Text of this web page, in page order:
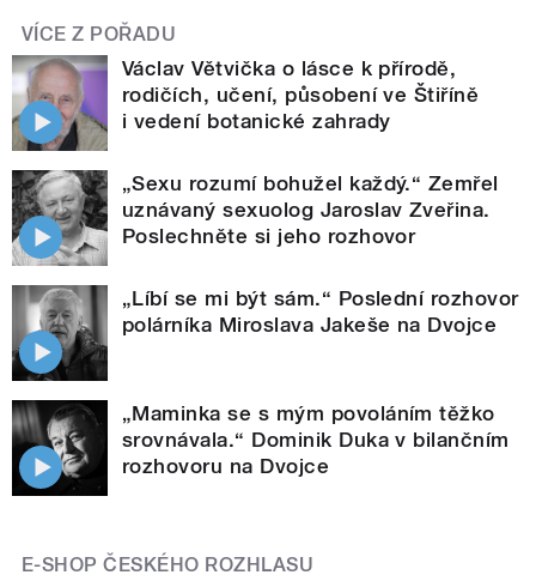
VÍCE Z POŘADU
Václav Větvička o lásce k přírodě,
rodičích, učení, působení ve Štiříně
i vedení botanické zahrady
„Sexu rozumí bohužel každý.“ Zemřel
uznávaný sexuolog Jaroslav Zveřina.
Poslechněte si jeho rozhovor
„Líbí se mi být sám.“ Poslední rozhovor
polárníka Miroslava Jakeše na Dvojce
„Maminka se s mým povoláním těžko
srovnávala.“ Dominik Duka v bilančním
rozhovoru na Dvojce
E-SHOP ČESKÉHO ROZHLASU